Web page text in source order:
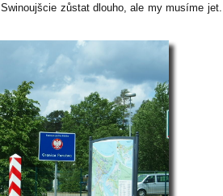
zůstat dlouho, ale my musíme jet.